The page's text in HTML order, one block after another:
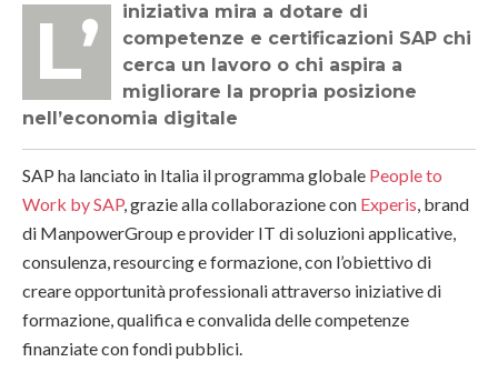
L’iniziativa mira a dotare di
competenze e certificazioni SAP chi
cerca un lavoro o chi aspira a
migliorare la propria posizione
nell’economia digitale
SAP ha lanciato in Italia il programma globale People to
Work by SAP, grazie alla collaborazione con Experis , brand
di ManpowerGroup e provider IT di soluzioni applicative,
consulenza, resourcing e formazione, con l’obiettivo di
creare opportunità professionali attraverso iniziative di
formazione, qualifica e convalida delle competenze
finanziate con fondi pubblici.